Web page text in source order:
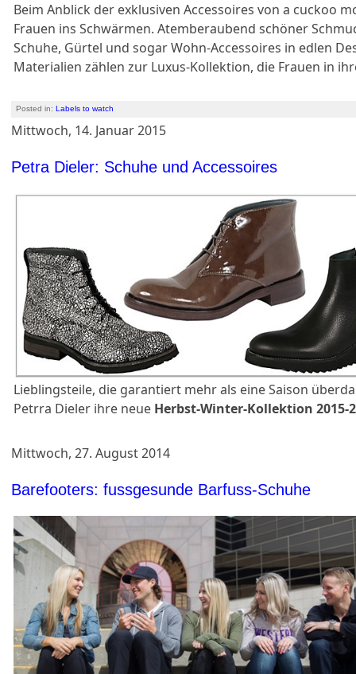
Beim Anblick der exklusiven Accessoires von a cuckoo
Frauen ins Schwärmen. Atemberaubend schöner
Schuhe, Gürtel und sogar Wohn-Accessoires in edlen
Materialien zählen zur Luxus-Kollektion, die Frauen in
Posted in:Labels to watch
Mittwoch, 14. Januar 2015
Petra Dieler: Schuhe und Accessoires
Lieblingsteile, die garantiert mehr als eine Saison
Petrra Dieler ihre neue Herbst-Winter-Kollektion 2015-
Mittwoch, 27. August 2014
Barefooters: fussgesunde Barfuss-Schuhe